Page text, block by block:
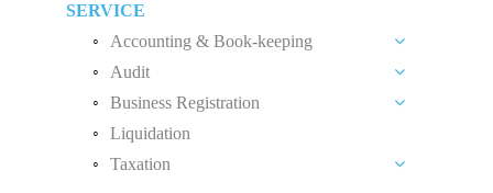
Liew Chang Chee
Teng Kong Yang
Chin Xin Yee
SERVICE
Accounting & Book-keeping
Accounting and Book-keeping Services
Accounting Software
Audit
Audit Introduction
Audit Fees
Business Registration
Private Limited Company (Sdn. Bhd.)
Sole Proprietorship
Liquidation
Taxation